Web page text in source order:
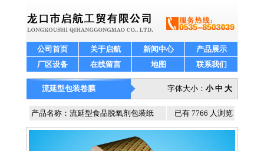
公司首页 关于启航 新闻中心
产品展示
厂区设备
在线留言 地图 联系我们
流延型包装卷膜 字体大小： 小 中 大
产品名称：流延型食品脱氧剂包装纸 已有 7766 人浏览